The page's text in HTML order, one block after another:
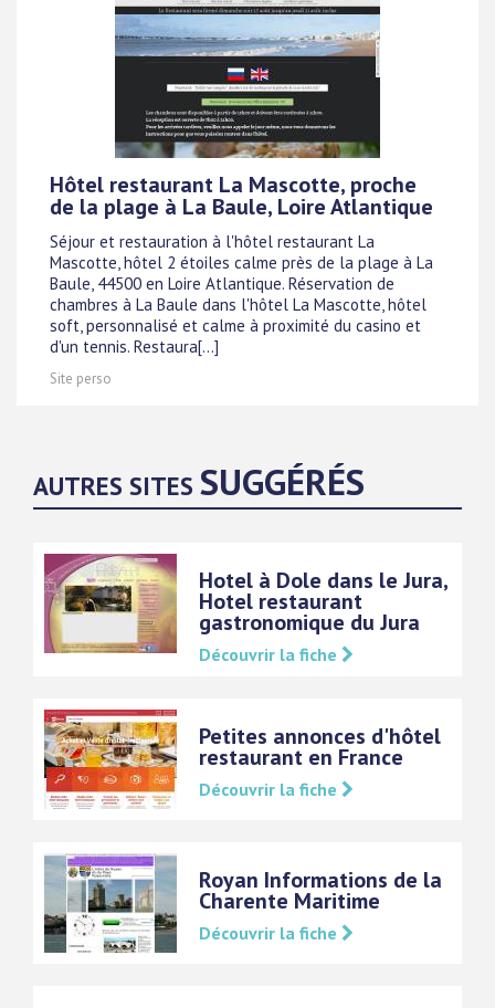
Hôtel restaurant La Mascotte, proche
de la plage à La Baule, Loire Atlantique
Séjour et restauration à l'hôtel restaurant La
Mascotte, hôtel 2 étoiles calme près de la plage à La
Baule, 44500 en Loire Atlantique. Réservation de
chambres à La Baule dans l'hôtel La Mascotte, hôtel
soft, personnalisé et calme à proximité du casino et
d'un tennis. Restaura[...]
Site perso
AUTRES SITES SUGGÉRÉS
Hotel à Dole dans le Jura,
Hotel restaurant
gastronomique du Jura
Découvrir la fiche
Petites annonces d'hôtel
restaurant en France
Découvrir la fiche
Royan Informations de la
Charente Maritime
Découvrir la fiche